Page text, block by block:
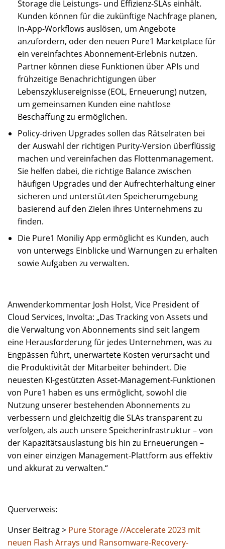
Storage die Leistungs- und Effizienz-SLAs einhält.
Kunden können für die zukünftige Nachfrage planen,
In-App-Workflows auslösen, um Angebote
anzufordern, oder den neuen Pure1 Marketplace für
ein vereinfachtes Abonnement-Erlebnis nutzen.
Partner können diese Funktionen über APIs und
frühzeitige Benachrichtigungen über
Lebenszyklusereignisse (EOL, Erneuerung) nutzen,
um gemeinsamen Kunden eine nahtlose
Beschaffung zu ermöglichen.
Policy-driven Upgrades sollen das Rätselraten bei
der Auswahl der richtigen Purity-Version überflüssig
machen und vereinfachen das Flottenmanagement.
Sie helfen dabei, die richtige Balance zwischen
häufigen Upgrades und der Aufrechterhaltung einer
sicheren und unterstützten Speicherumgebung
basierend auf den Zielen ihres Unternehmens zu
finden.
Die Pure1 Moniliy App ermöglicht es Kunden, auch
von unterwegs Einblicke und Warnungen zu erhalten
sowie Aufgaben zu verwalten.
Anwenderkommentar Josh Holst, Vice President of
Cloud Services, Involta: „Das Tracking von Assets und
die Verwaltung von Abonnements sind seit langem
eine Herausforderung für jedes Unternehmen, was zu
Engpässen führt, unerwartete Kosten verursacht und
die Produktivität der Mitarbeiter behindert. Die
neuesten KI-gestützten Asset-Management-Funktionen
von Pure1 haben es uns ermöglicht, sowohl die
Nutzung unserer bestehenden Abonnements zu
verbessern und gleichzeitig die SLAs transparent zu
verfolgen, als auch unsere Speicherinfrastruktur – von
der Kapazitätsauslastung bis hin zu Erneuerungen –
von einer einzigen Management-Plattform aus effektiv
und akkurat zu verwalten.“
Querverweis:
Unser Beitrag > Pure Storage //Accelerate 2023 mit
neuen Flash Arrays und Ransomware-Recovery-